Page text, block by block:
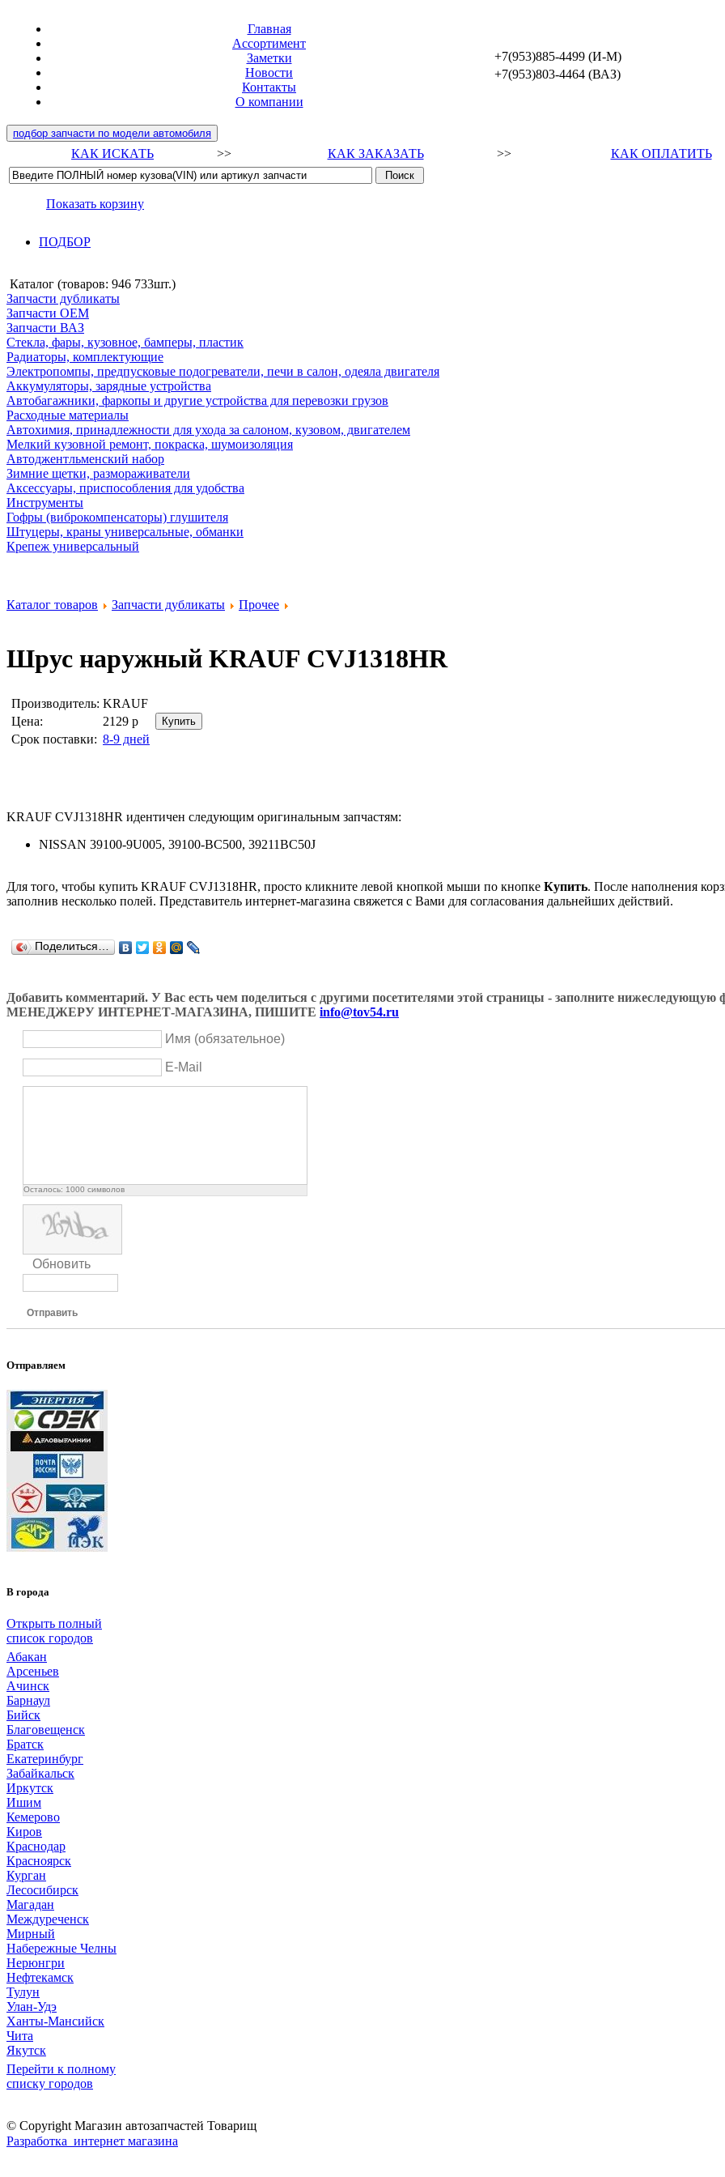
Главная
Ассортимент
Заметки
Новости
Контакты
О компании
+7(953)885-4499 (И-М)
+7(953)803-4464 (ВАЗ)
подбор запчасти по модели автомобиля
КАК ИСКАТЬ >> КАК ЗАКАЗАТЬ >> КАК ОПЛАТИТЬ
Показать корзину
ПОДБОР
Каталог (товаров: 946 733шт.)
Запчасти дубликаты
Запчасти ОЕМ
Запчасти ВАЗ
Стекла, фары, кузовное, бамперы, пластик
Радиаторы, комплектующие
Электропомпы, предпусковые подогреватели, печи в салон, одеяла двигателя
Аккумуляторы, зарядные устройства
Автобагажники, фаркопы и другие устройства для перевозки грузов
Расходные материалы
Автохимия, принадлежности для ухода за салоном, кузовом, двигателем
Мелкий кузовной ремонт, покраска, шумоизоляция
Автоджентльменский набор
Зимние щетки, размораживатели
Аксессуары, приспособления для удобства
Инструменты
Гофры (виброкомпенсаторы) глушителя
Штуцеры, краны универсальные, обманки
Крепеж универсальный
Каталог товаров Запчасти дубликаты Прочее
Шрус наружный KRAUF CVJ1318HR
Производитель: KRAUF
Цена:
2129 р
Срок поставки: 8-9 дней
KRAUF CVJ1318HR идентичен следующим оригинальным запчастям:
NISSAN 39100-9U005, 39100-BC500, 39211BC50J
Для того, чтобы купить KRAUF CVJ1318HR, просто кликните левой кнопкой мыши по кнопке Купить. После наполнения
заполнив несколько полей. Представитель интернет-магазина свяжется с Вами для согласования дальнейших действий.
Поделиться…
Добавить комментарий. У Вас есть чем поделиться с другими посетителями этой страницы - заполните
МЕНЕДЖЕРУ ИНТЕРНЕТ-МАГАЗИНА, ПИШИТЕ info@tov54.ru
Имя (обязательное)
E-Mail
Осталось: 1000 символов
Обновить
Отправить
Отправляем
В города
Открыть полный
список городов
Абакан
Арсеньев
Ачинск
Барнаул
Бийск
Благовещенск
Братск
Екатеринбург
Забайкальск
Иркутск
Ишим
Кемерово
Киров
Краснодар
Красноярск
Курган
Лесосибирск
Магадан
Междуреченск
Мирный
Набережные Челны
Нерюнгри
Нефтекамск
Тулун
Улан-Удэ
Ханты-Мансийск
Чита
Якутск
Перейти к полному
списку городов
© Copyright Магазин автозапчастей Товарищ
Разработка интернет магазина